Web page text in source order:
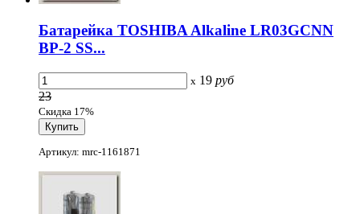
Батарейка TOSHIBA Alkaline LR03GCNN
BP-2 SS...
x 19 руб
23
Скидка 17%
Артикул: mrc-1161871